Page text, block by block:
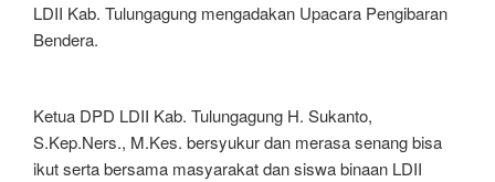
LDII Kab. Tulungagung mengadakan Upacara Pengibaran
Bendera.
Ketua DPD LDII Kab. Tulungagung H. Sukanto,
S.Kep.Ners., M.Kes. bersyukur dan merasa senang bisa
ikut serta bersama masyarakat dan siswa binaan LDII